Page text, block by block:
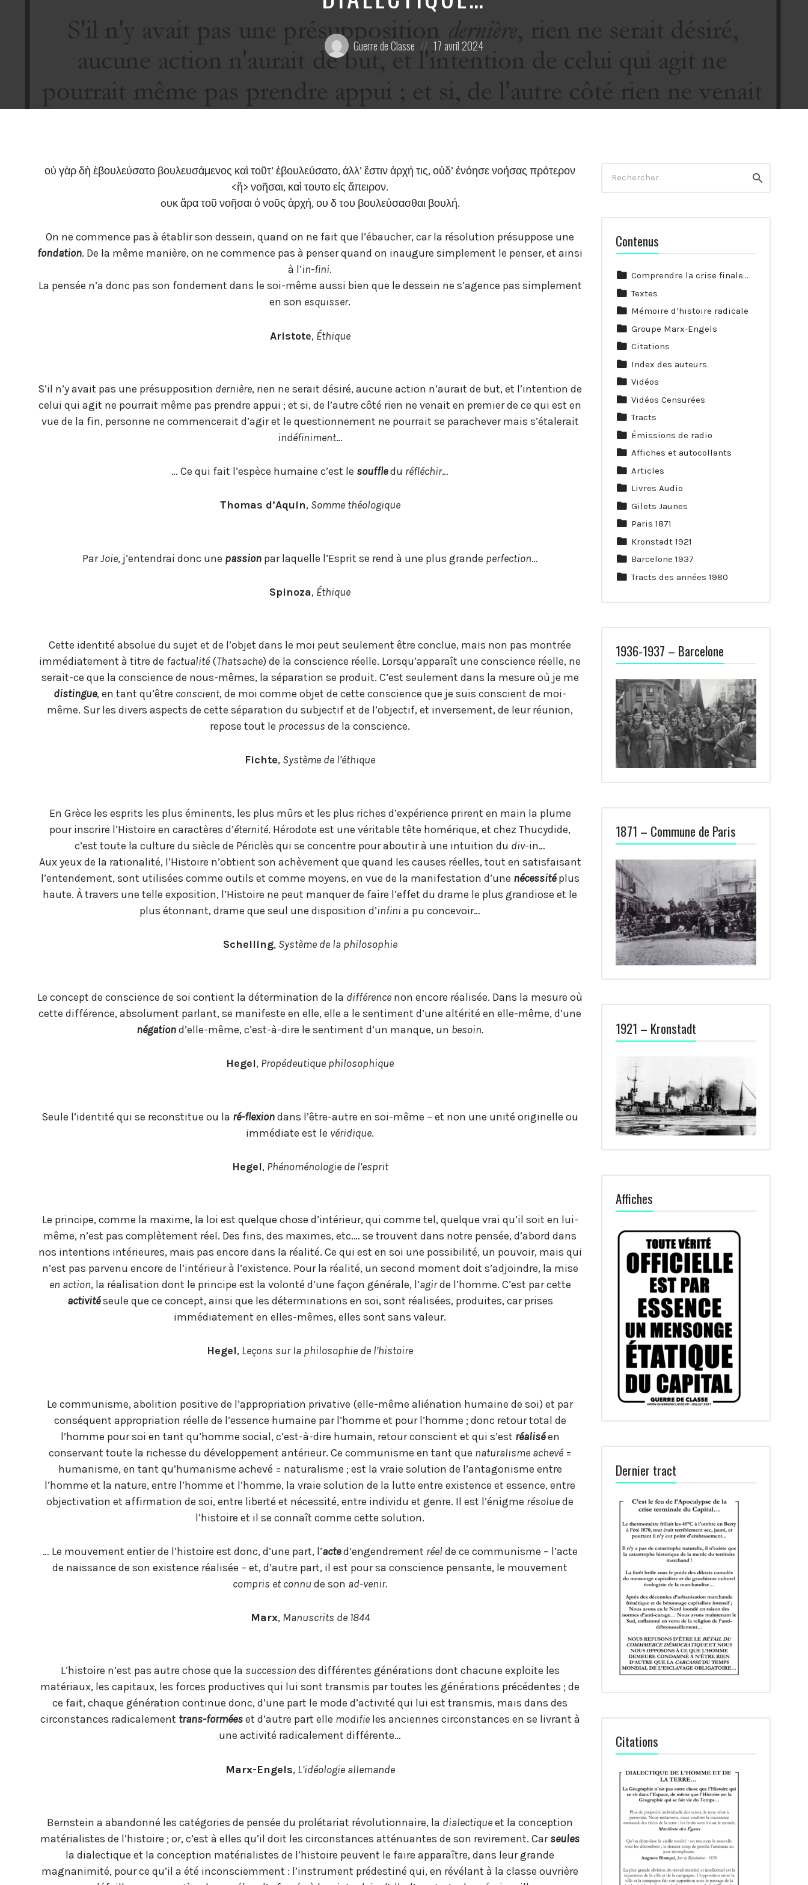
Posté
par:
Guerre de Classe
Posted
on
17 avril 2024
οὐ γὰρ δὴ ἐβουλεύσατο βουλευσάμενος καὶ τοῦτ’ ἐβουλεύσατο, ἀλλ’ ἔστιν ἀρχή τις, οὐδ’ ἐνόησε νοήσας πρότερον
<ἢ> νοῆσαι, καὶ τουτο εἰς ἄπειρον.
oυκ ἄρα τοῦ νοῆσαι ὁ νοῦς ἀρχή, ου δ τoυ βουλεύσασθαι βουλή.
On ne commence pas à établir son dessein, quand on ne fait que l’ébaucher, car la résolution présuppose une
fondation. De la même manière, on ne commence pas à penser quand on inaugure simplement le penser, et ainsi
à l’in-fini.
La pensée n’a donc pas son fondement dans le soi-même aussi bien que le dessein ne s’agence pas simplement
en son esquisser.
Aristote, Éthique
S’il n’y avait pas une présupposition dernière, rien ne serait désiré, aucune action n’aurait de but, et l’intention de
celui qui agit ne pourrait même pas prendre appui ; et si, de l’autre côté rien ne venait en premier de ce qui est en
vue de la fin, personne ne commencerait d’agir et le questionnement ne pourrait se parachever mais s’étalerait
indéfiniment…
… Ce qui fait l’espèce humaine c’est le souffledu réfléchir…
Thomas d’Aquin, Somme théologique
ParJoie, j’entendrai donc une passionpar laquelle l’Esprit se rend à une plus grande perfection…
Spinoza, Éthique
Cette identité absolue du sujet et de l’objet dans le moi peut seulement être conclue, mais non pas montrée
immédiatement à titre de factualité (Thatsache) de la conscience réelle. Lorsqu’apparaît une conscience réelle, ne
serait-ce que la conscience de nous-mêmes, la séparation se produit. C’est seulement dans la mesure où je me
distingue, en tant qu’être conscient, de moi comme objet de cette conscience que je suis conscient de moi-
même. Sur les divers aspects de cette séparation du subjectif et de l’objectif, et inversement, de leur réunion,
repose tout le processus de la conscience.
Fichte, Système de l’éthique
En Grèce les esprits les plus éminents, les plus mûrs et les plus riches d’expérience prirent en main la plume
pour inscrire l’Histoire en caractères d’éternité. Hérodote est une véritable tête homérique, et chez Thucydide,
c’est toute la culture du siècle de Périclès qui se concentre pour aboutir à une intuition du div-in…
Aux yeux de la rationalité, l’Histoire n’obtient son achèvement que quand les causes réelles, tout en satisfaisant
l’entendement, sont utilisées comme outils et comme moyens, en vue de la manifestation d’une nécessitéplus
haute. À travers une telle exposition, l’Histoire ne peut manquer de faire l’effet du drame le plus grandiose et le
plus étonnant, drame que seul une disposition d’infinia pu concevoir…
Schelling, Système de la philosophie
Le concept de conscience de soi contient la détermination de la différence non encore réalisée. Dans la mesure où
cette différence, absolument parlant, se manifeste en elle, elle a le sentiment d’une altérité en elle-même, d’une
négationd’elle-même, c’est-à-dire le sentiment d’un manque, un besoin.
Hegel, Propédeutique philosophique
Seule l’identité qui se reconstitue ou la ré-flexiondans l’être-autre en soi-même – et non une unité originelle ou
immédiate est le véridique.
Hegel, Phénoménologie de l’esprit
Le principe, comme la maxime, la loi est quelque chose d’intérieur, qui comme tel, quelque vrai qu’il soit en lui-
même, n’est pas complètement réel. Des fins, des maximes, etc.… se trouvent dans notre pensée, d’abord dans
nos intentions intérieures, mais pas encore dans la réalité. Ce qui est en soi une possibilité, un pouvoir, mais qui
n’est pas parvenu encore de l’intérieur à l’existence. Pour la réalité, un second moment doit s’adjoindre, la mise
en action, la réalisation dont le principe est la volonté d’une façon générale, l’agirde l’homme. C’est par cette
activitéseule que ce concept, ainsi que les déterminations en soi, sont réalisées, produites, car prises
immédiatement en elles-mêmes, elles sont sans valeur.
Hegel, Leçons sur la philosophie de l’histoire
Le communisme, abolition positive de l’appropriation privative (elle-même aliénation humaine de soi) et par
conséquent appropriation réelle de l’essence humaine par l’homme et pour l’homme ; donc retour total de
l’homme pour soi en tant qu’homme social, c’est-à-dire humain, retour conscient et qui s’est réaliséen
conservant toute la richesse du développement antérieur. Ce communisme en tant que naturalisme achevé=
humanisme, en tant qu’huma­nis­me achevé = naturalisme ; est la vraie solution de l’antagonisme entre
l’homme et la nature, entre l’homme et l’homme, la vraie solution de la lutte entre existence et essence, entre
objectivation et affirmation de soi, entre liberté et nécessité, entre individu et genre. Il est l’énigme résoluede
l’histoire et il se connaît comme cette solution.
… Le mouvement entier de l’histoire est donc, d’une part, l’acted’engendrement réel de ce communisme – l’acte
de naissance de son existence réalisée – et, d’autre part, il est pour sa conscience pensante, le mouvement
compris et connude son ad-venir.
Marx, Manuscrits de 1844
L’histoire n’est pas autre chose que la succession des différentes générations dont chacune exploite les
matériaux, les capitaux, les forces productives qui lui sont transmis par toutes les générations précédentes ; de
ce fait, chaque génération continue donc, d’une part le mode d’activité qui lui est transmis, mais dans des
circonstances radicalement trans-forméeset d’autre part elle modifie les anciennes circonstances en se livrant à
une activité radicalement différente…
Marx-Engels, L’idéologie allemande
Bernstein a abandonné les catégories de pensée du prolétariat révolutionnaire, la dialectiqueet la conception
matérialistes de l’histoire ; or, c’est à elles qu’il doit les circonstances atténuantes de son revirement. Carseules
la dialectique et la conception matérialistes de l’histoire peuvent le faire apparaître, dans leur grande
magnanimité, pour ce qu’il a été inconsciemment : l’instrument prédestiné qui, en révélant à la classe ouvrière
Rechercher
Contenus
Comprendre la crise finale…
Textes
Mémoire d’histoire radicale
Groupe Marx-Engels
Citations
Index des auteurs
Vidéos
Vidéos Censurées
Tracts
Émissions de radio
Affiches et autocollants
Articles
Livres Audio
Gilets Jaunes
Paris 1871
Kronstadt 1921
Barcelone 1937
Tracts des années 1980
1936-1937 – Barcelone
1871 – Commune de Paris
1921 – Kronstadt
Affiches
Dernier tract
Citations